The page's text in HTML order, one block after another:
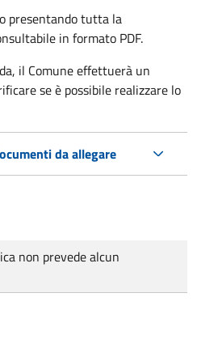
presentando tutta la
in formato PDF.
il Comune effettuerà un
se è possibile realizzare lo
da allegare
non prevede alcun